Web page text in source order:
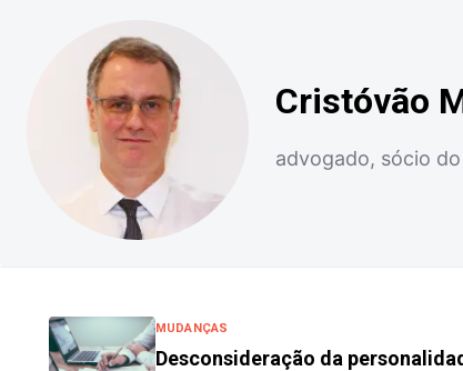
Cristóvão
advogado, sócio
MUDANÇAS
Desconsideração da